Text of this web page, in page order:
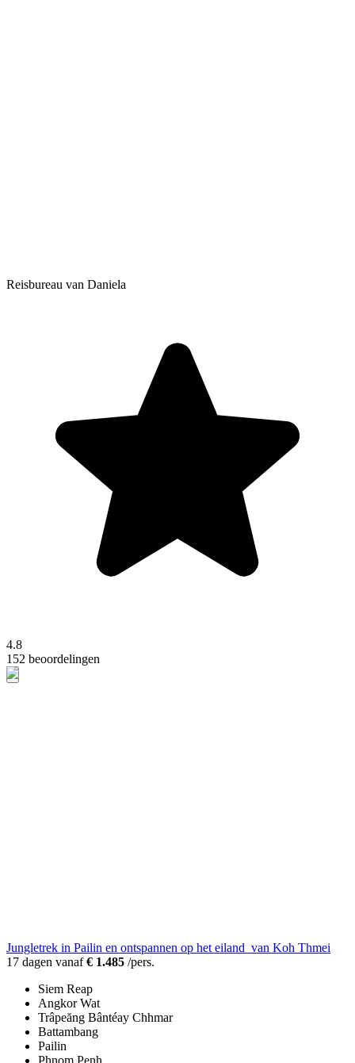
Reisbureau van Daniela
4.8
152 beoordelingen
Jungletrek in Pailin en ontspannen op het eiland van Koh Thmei
17 dagen vanaf€ 1.485 /pers.
Siem Reap
Angkor Wat
Trâpeăng Bântéay Chhmar
Battambang
Pailin
Phnom Penh